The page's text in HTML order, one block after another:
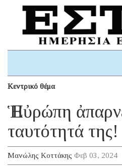
Κεντρικό θέμα
Ἡ Εὐρώπη
ταυτότητά της!
Μανώλης Κοττάκης Φεβ 03, 2024